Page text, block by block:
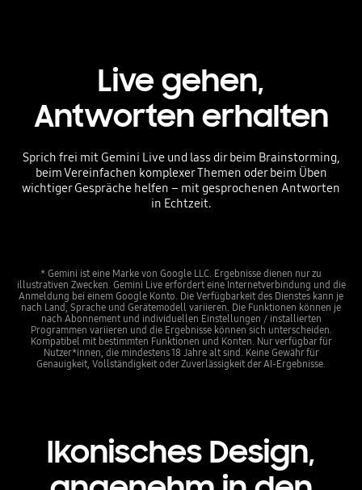
Live gehen,
Antworten erhalten
Sprich frei mit Gemini Live und lass dir beim Brainstorming,
beim Vereinfachen komplexer Themen oder beim Üben
wichtiger Gespräche helfen – mit gesprochenen Antworten
in Echtzeit.
* Gemini ist eine Marke von Google LLC. Ergebnisse dienen nur zu
illustrativen Zwecken. Gemini Live erfordert eine Internetverbindung und die
Anmeldung bei einem Google Konto. Die Verfügbarkeit des Dienstes kann je
nach Land, Sprache und Gerätemodell variieren. Die Funktionen können je
nach Abonnement und individuellen Einstellungen / installierten
Programmen variieren und die Ergebnisse können sich unterscheiden.
Kompatibel mit bestimmten Funktionen und Konten. Nur verfügbar für
Nutzer*innen, die mindestens 18 Jahre alt sind. Keine Gewähr für
Genauigkeit, Vollständigkeit oder Zuverlässigkeit der AI-Ergebnisse.
Ikonisches Design,